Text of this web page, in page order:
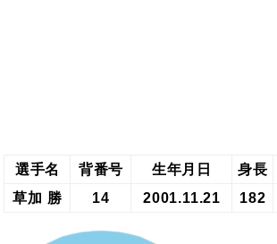
選手名 背番号 生年月日 身長
草加 勝
14 2001.11.21 182